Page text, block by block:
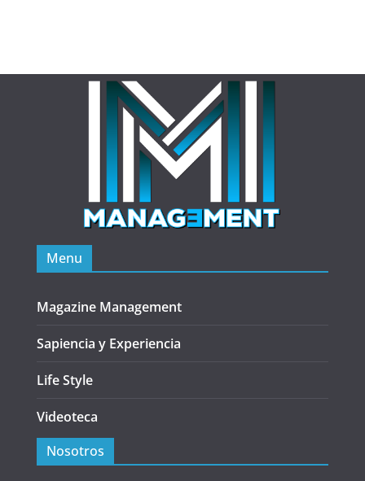
Menu
Magazine Management
Sapiencia y Experiencia
Life Style
Videoteca
Nosotros